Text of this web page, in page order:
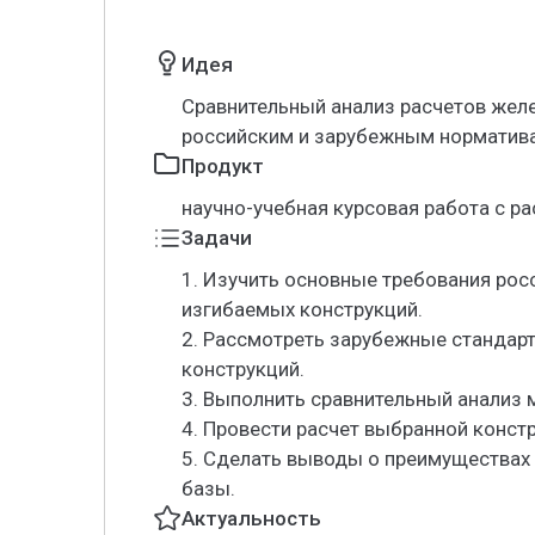
Идея
Сравнительный анализ расчетов
российским и зарубежным
Продукт
научно-учебная курсовая работа с
Задачи
1. Изучить основные требования
изгибаемых конструкций.
2. Рассмотреть зарубежные
конструкций.
3. Выполнить сравнительный анализ
4. Провести расчет выбранной
5. Сделать выводы о
базы.
Актуальность